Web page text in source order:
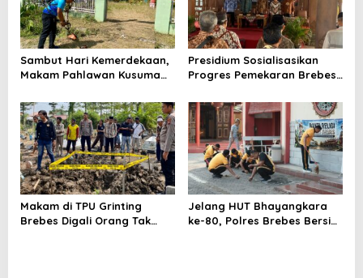
Sambut Hari Kemerdekaan,
Makam Pahlawan Kusuma
Dibersihkan
Presidium Sosialisasikan
Progres Pemekaran Brebes
Pansus DPRD Jateng Jadi
Tahap Berikutnya
Makam di TPU Grinting
Brebes Digali Orang Tak
Jelang HUT Bhayangkara
ke-80, Polres Brebes Bersih-